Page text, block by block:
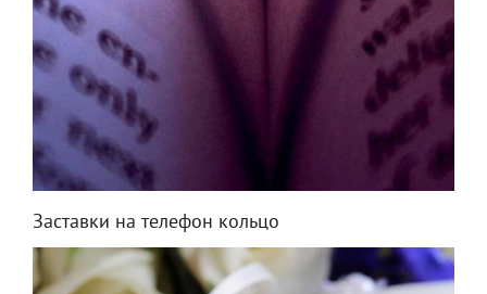
Заставки на телефон кольцо